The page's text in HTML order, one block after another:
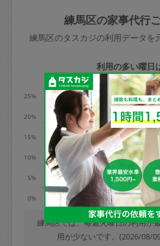
依頼者不在による当日キ
金額の100%＋交通費全額
※例：依頼日時／土曜日
合、水曜日午前9時以降
発生
水曜日9時〜金曜日9時
50%
金曜日9時～土曜日8時
100%
土曜日8時〜実施時間＝
＋交通費全額
依頼者不在による当日
金額の100%＋交通費全
きた場合は損害保険の対
ご注意ください。
玉、など
あわせてこちらも参照く
はありますか？
練馬区の家事代行
練馬区のタスカジの利用データを
利用の多い曜日
0%
5%
10%
15%
20%
25%
月 水 木
練馬区では、毎週火曜日の利用が
用が少ないです。(2026/08/